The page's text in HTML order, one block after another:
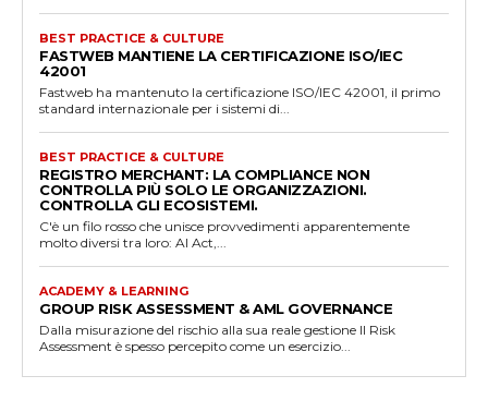
BEST PRACTICE & CULTURE
FASTWEB MANTIENE LA CERTIFICAZIONE ISO/IEC
42001
Fastweb ha mantenuto la certificazione ISO/IEC 42001, il primo
standard internazionale per i sistemi di...
BEST PRACTICE & CULTURE
REGISTRO MERCHANT: LA COMPLIANCE NON
CONTROLLA PIÙ SOLO LE ORGANIZZAZIONI.
CONTROLLA GLI ECOSISTEMI.
C'è un filo rosso che unisce provvedimenti apparentemente
molto diversi tra loro: AI Act,...
ACADEMY & LEARNING
GROUP RISK ASSESSMENT & AML GOVERNANCE
Dalla misurazione del rischio alla sua reale gestione Il Risk
Assessment è spesso percepito come un esercizio...